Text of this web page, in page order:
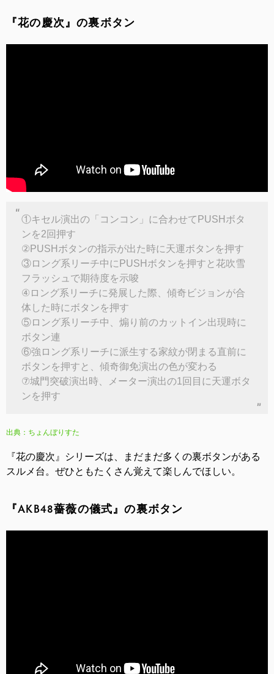
『花の慶次』の裏ボタン
①キセル演出の「コンコン」に合わせてPUSHボタ
ンを2回押す
②PUSHボタンの指示が出た時に天運ボタンを押す
③ロング系リーチ中にPUSHボタンを押すと花吹雪
フラッシュで期待度を示唆
④ロング系リーチに発展した際、傾奇ビジョンが合
体した時にボタンを押す
⑤ロング系リーチ中、煽り前のカットイン出現時に
ボタン連
⑥強ロング系リーチに派生する家紋が閉まる直前に
ボタンを押すと、傾奇御免演出の色が変わる
⑦城門突破演出時、メーター演出の1回目に天運ボタ
ンを押す
出典：ちょんぼりすた
『花の慶次』シリーズは、まだまだ多くの裏ボタンがある
スルメ台。ぜひともたくさん覚えて楽しんでほしい。
『AKB48薔薇の儀式』の裏ボタン